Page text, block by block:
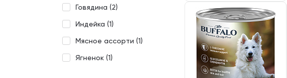
Говядина (2)
Индейка (1)
Мясное ассорти (1)
Ягненок (1)